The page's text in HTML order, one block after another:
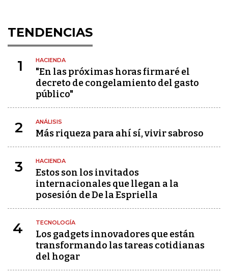
TENDENCIAS
1 HACIENDA
"En las próximas horas firmaré el
decreto de congelamiento del gasto
público"
2 ANÁLISIS
Más riqueza para ahí sí, vivir sabroso
3 HACIENDA
Estos son los invitados
internacionales que llegan a la
posesión de De la Espriella
4 TECNOLOGÍA
Los gadgets innovadores que están
transformando las tareas cotidianas
del hogar